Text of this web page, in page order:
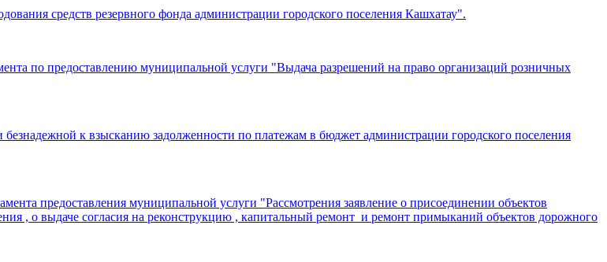
средств резервного фонда администрации городского поселения Кашхатау".
по предоставлению муниципальной услуги "Выдача разрешений на право организаций розничных
к взысканию задолженности по платежам в бюджет администрации городского поселения
предоставления муниципальной услуги "Рассмотрения заявление о присоединении объектов
, о выдаче согласия на реконструкцию , капитальный ремонт и ремонт примыканий объектов дорожного